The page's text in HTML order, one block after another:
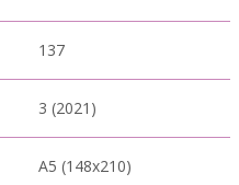
137
3 (2021)
A5 (148x210)